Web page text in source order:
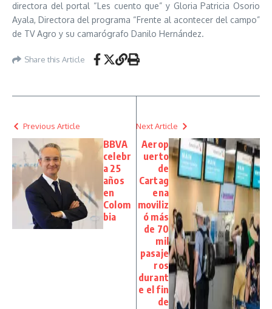
directora del portal “Les cuento que” y Gloria Patricia Osorio
Ayala, Directora del programa “Frente al acontecer del campo”
de TV Agro y su camarógrafo Danilo Hernández.
Share this Article
Previous Article
BBVA
celebr
a 25
años
en
Colom
bia
Next Article
Aerop
uerto
de
Cartag
ena
moviliz
ó más
de 70
mil
pasaje
ros
durant
e el fin
de